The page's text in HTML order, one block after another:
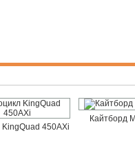
KingQuad 450AXi
Кайтборд